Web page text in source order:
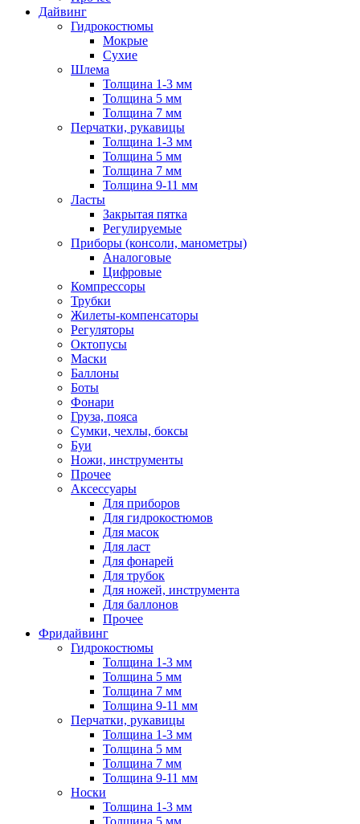
Дайвинг
Гидрокостюмы
Мокрые
Сухие
Шлема
Толщина 1-3 мм
Толщина 5 мм
Толщина 7 мм
Перчатки, рукавицы
Толщина 1-3 мм
Толщина 5 мм
Толщина 7 мм
Толщина 9-11 мм
Ласты
Закрытая пятка
Регулируемые
Приборы (консоли, манометры)
Аналоговые
Цифровые
Компрессоры
Трубки
Жилеты-компенсаторы
Регуляторы
Октопусы
Маски
Баллоны
Боты
Фонари
Груза, пояса
Сумки, чехлы, боксы
Буи
Ножи, инструменты
Прочее
Аксессуары
Для приборов
Для гидрокостюмов
Для масок
Для ласт
Для фонарей
Для трубок
Для ножей, инструмента
Для баллонов
Прочее
Фридайвинг
Гидрокостюмы
Толщина 1-3 мм
Толщина 5 мм
Толщина 7 мм
Толщина 9-11 мм
Перчатки, рукавицы
Толщина 1-3 мм
Толщина 5 мм
Толщина 7 мм
Толщина 9-11 мм
Носки
Толщина 1-3 мм
Толщина 5 мм